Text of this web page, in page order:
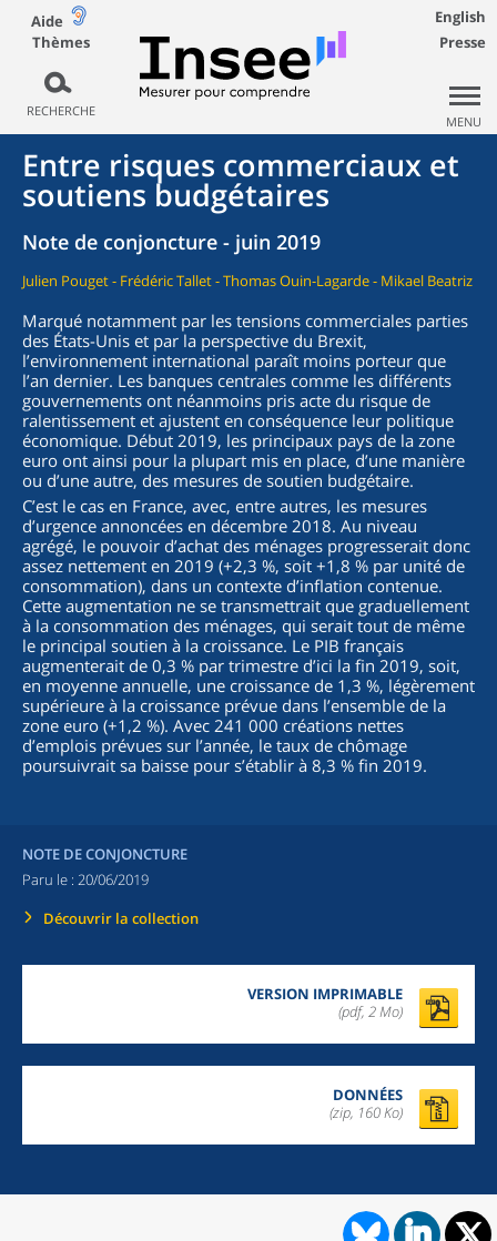
Aide
Thèmes
RECHERCHE
English
Presse
MENU
Entre risques commerciaux et
soutiens budgétaires
Note de conjoncture - juin 2019
Julien Pouget - Frédéric Tallet - Thomas Ouin-Lagarde - Mikael Beatriz
Marqué notamment par les tensions commerciales parties
des États-Unis et par la perspective du Brexit,
l’environnement international paraît moins porteur que
l’an dernier. Les banques centrales comme les différents
gouvernements ont néanmoins pris acte du risque de
ralentissement et ajustent en conséquence leur politique
économique. Début 2019, les principaux pays de la zone
euro ont ainsi pour la plupart mis en place, d’une manière
ou d’une autre, des mesures de soutien budgétaire.
C’est le cas en France, avec, entre autres, les mesures
d’urgence annoncées en décembre 2018. Au niveau
agrégé, le pouvoir d’achat des ménages progresserait donc
assez nettement en 2019 (+2,3 %, soit +1,8 % par unité de
consommation), dans un contexte d’inflation contenue.
Cette augmentation ne se transmettrait que graduellement
à la consommation des ménages, qui serait tout de même
le principal soutien à la croissance. Le PIB français
augmenterait de 0,3 % par trimestre d’ici la fin 2019, soit,
en moyenne annuelle, une croissance de 1,3 %, légèrement
supérieure à la croissance prévue dans l’ensemble de la
zone euro (+1,2 %). Avec 241 000 créations nettes
d’emplois prévues sur l’année, le taux de chômage
poursuivrait sa baisse pour s’établir à 8,3 % fin 2019.
NOTE DE CONJONCTURE
Paru le : 20/06/2019
Découvrir la collection
VERSION IMPRIMABLE
(pdf, 2 Mo)
DONNÉES
(zip, 160 Ko)